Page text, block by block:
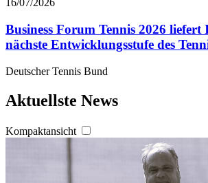
16/07/2026
Business Forum Tennis 2026 liefert
nächste Entwicklungsstufe des
Deutscher Tennis Bund
Aktuellste News
Kompaktansicht